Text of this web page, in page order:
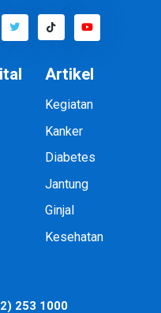
Artikel
Kegiatan
Kanker
Diabetes
Jantung
Ginjal
Kesehatan
253 1000